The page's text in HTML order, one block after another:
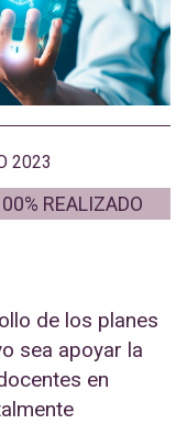
2023
REALIZADO
de los planes
sea apoyar la
en